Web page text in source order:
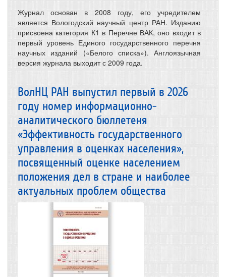
Журнал основан в 2008 году, его учредителем
является Вологодский научный центр РАН. Изданию
присвоена категория К1 в Перечне ВАК, оно входит в
первый уровень Единого государственного перечня
научных изданий («Белого списка»). Англоязычная
версия журнала выходит с 2009 года.
ВолНЦ РАН выпустил первый в 2026
году номер информационно-
аналитического бюллетеня
«Эффективность государственного
управления в оценках населения»,
посвященный оценке населением
положения дел в стране и наиболее
актуальных проблем общества